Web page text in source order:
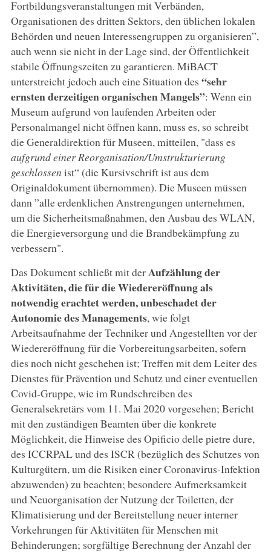
Fortbildungsveranstaltungen mit Verbänden,
Organisationen des dritten Sektors, den üblichen lokalen
Behörden und neuen Interessengruppen zu organisieren”,
auch wenn sie nicht in der Lage sind, der Öffentlichkeit
stabile Öffnungszeiten zu garantieren. MiBACT
unterstreicht jedoch auch eine Situation des “sehr
ernsten derzeitigen organischen Mangels”: Wenn ein
Museum aufgrund von laufenden Arbeiten oder
Personalmangel nicht öffnen kann, muss es, so schreibt
die Generaldirektion für Museen, mitteilen, "dass es
aufgrund einer Reorganisation/Umstrukturierung
geschlossen ist“ (die Kursivschrift ist aus dem
Originaldokument übernommen). Die Museen müssen
dann ”alle erdenklichen Anstrengungen unternehmen,
um die Sicherheitsmaßnahmen, den Ausbau des WLAN,
die Energieversorgung und die Brandbekämpfung zu
verbessern".
Das Dokument schließt mit derAufzählung der
Aktivitäten, die für die Wiedereröffnung als
notwendig erachtet werden, unbeschadet der
Autonomie des Managements, wie folgt
Arbeitsaufnahme der Techniker und Angestellten vor der
Wiedereröffnung für die Vorbereitungsarbeiten, sofern
dies noch nicht geschehen ist; Treffen mit dem Leiter des
Dienstes für Prävention und Schutz und einer eventuellen
Covid-Gruppe, wie im Rundschreiben des
Generalsekretärs vom 11. Mai 2020 vorgesehen; Bericht
mit den zuständigen Beamten über die konkrete
Möglichkeit, die Hinweise des Opificio delle pietre dure,
des ICCRPAL und des ISCR (bezüglich des Schutzes von
Kulturgütern, um die Risiken einer Coronavirus-Infektion
abzuwenden) zu beachten; besondere Aufmerksamkeit
und Neuorganisation der Nutzung der Toiletten, der
Klimatisierung und der Bereitstellung neuer interner
Vorkehrungen für Aktivitäten für Menschen mit
Behinderungen; sorgfältige Berechnung der Anzahl der